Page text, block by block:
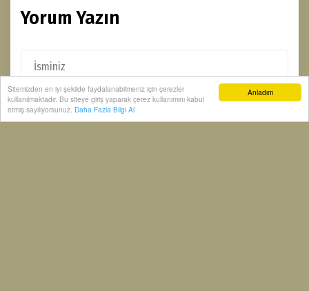
Anladım
Sitemizden en iyi şekilde faydalanabilmeniz için çerezler
kullanılmaktadır. Bu siteye giriş yaparak çerez kullanımını kabul
etmiş sayılıyorsunuz. Daha Fazla Bilgi Al
Yorum Yazın